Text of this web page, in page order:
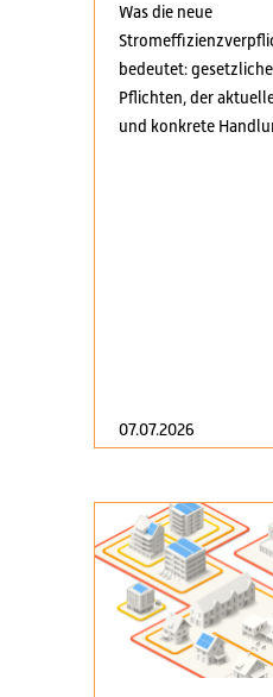
Was die neue
bedeutet:
Pflichten, der
und konkrete
07.07.2026